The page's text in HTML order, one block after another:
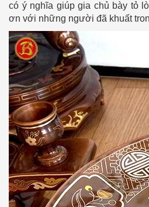
có ý nghĩa giúp gia chủ bày tỏ
ơn với những người đã khuất